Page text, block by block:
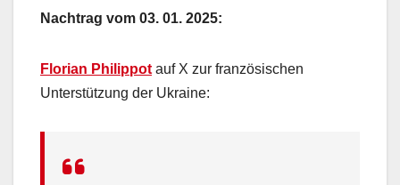
Nachtrag vom 03. 01. 2025:
Florian Philippot auf X zur französischen
Unterstützung der Ukraine: